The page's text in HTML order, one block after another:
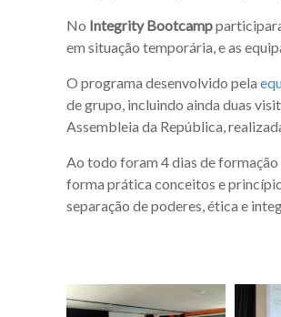
No Integrity Bootcamp
em situação temporária, e as
O programa desenvolvido pela
de grupo, incluindo ainda duas
Assembleia da República,
Ao todo foram 4 dias de
forma prática conceitos e
separação de poderes, ética e